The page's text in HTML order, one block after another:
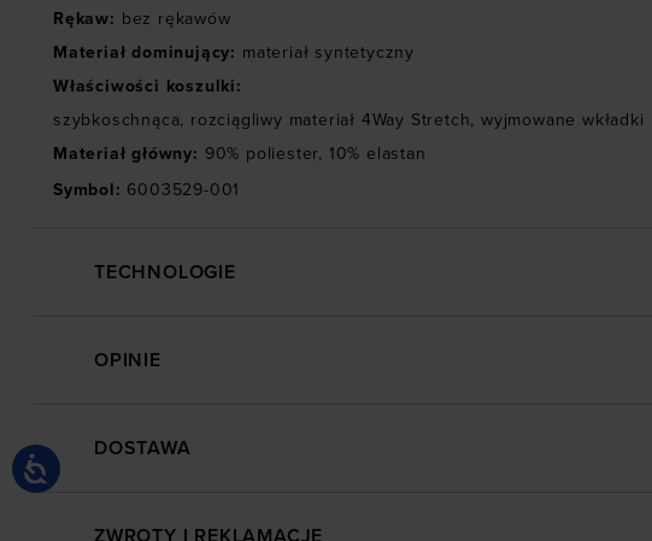
Rękaw: bez rękawów
Materiał dominujący: materiał syntetyczny
Właściwości koszulki:
szybkoschnąca, rozciągliwy materiał 4Way Stretch, wyjmowane wkładki
Materiał główny: 90% poliester, 10% elastan
Symbol: 6003529-001
TECHNOLOGIE
OPINIE
DOSTAWA